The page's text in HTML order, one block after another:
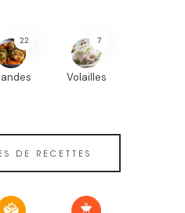
22 7
Volailles
DE RECETTES